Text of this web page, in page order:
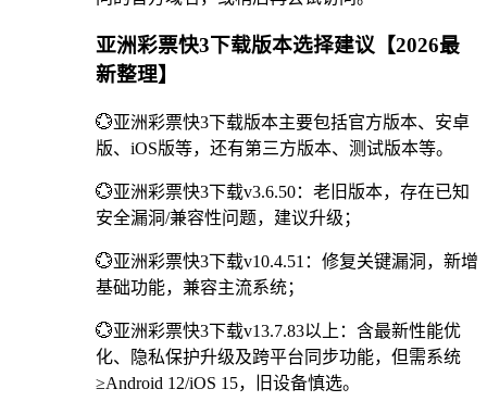
亚洲彩票快3下载版本选择建议【2026最
新整理】
💮亚洲彩票快3下载版本主要包括官方版本、安卓
版、iOS版等，还有第三方版本、测试版本等。
💮亚洲彩票快3下载v3.6.50：老旧版本，存在已知
安全漏洞/兼容性问题，建议升级；
💮亚洲彩票快3下载v10.4.51：修复关键漏洞，新增
基础功能，兼容主流系统；
💮亚洲彩票快3下载v13.7.83以上：含最新性能优
化、隐私保护升级及跨平台同步功能，但需系统
≥Android 12/iOS 15，旧设备慎选。